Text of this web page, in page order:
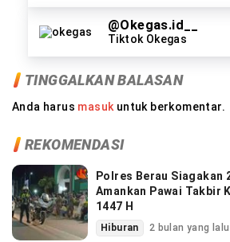
@Okegas.id__
Tiktok Okegas
TINGGALKAN BALASAN
Anda harus masuk untuk berkomentar.
REKOMENDASI
Polres Berau Siagakan
Amankan Pawai Takbir
1447 H
Hiburan 2 bulan yang lalu